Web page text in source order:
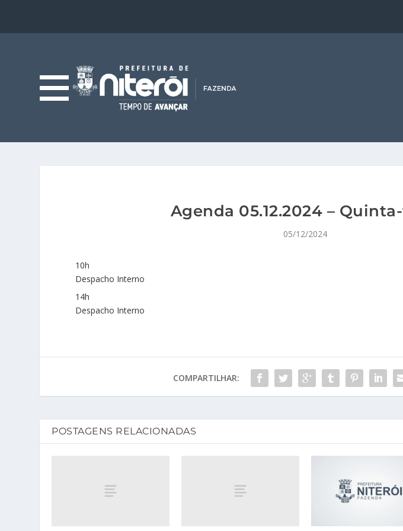
Agenda 05.12.2024 –
05/12/2024
10h
Despacho Interno
14h
Despacho Interno
COMPARTILHAR:
POSTAGENS RELACIONADAS